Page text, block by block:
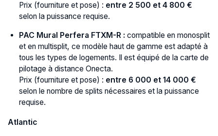
Prix (fourniture et pose) : entre 2 500 et 4 800 €
selon la puissance requise.
PAC Mural Perfera FTXM-R : compatible en monosplit
et en multisplit, ce modèle haut de gamme est adapté à
tous les types de logements. Il est équipé de la carte de
pilotage à distance Onecta.
Prix (fourniture et pose) : entre 6 000 et 14 000 €
selon le nombre de splits nécessaires et la puissance
requise.
Atlantic